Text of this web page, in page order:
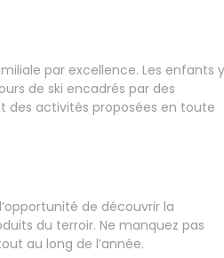
par excellence. Les enfants y
de ski encadrés par des
des activités proposées en toute
de découvrir la
du terroir. Ne manquez pas
au long de l’année.